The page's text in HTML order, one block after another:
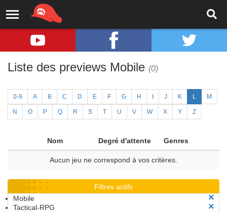
Liste des previews Mobile (0)
0-9 A B C D E F G H J K L M
N O P Q R S T U V W X Y Z
Nom Degré d'attente Genres
Aucun jeu ne correspond à vos critères.
Filtres actifs
Mobile
Tactical-RPG